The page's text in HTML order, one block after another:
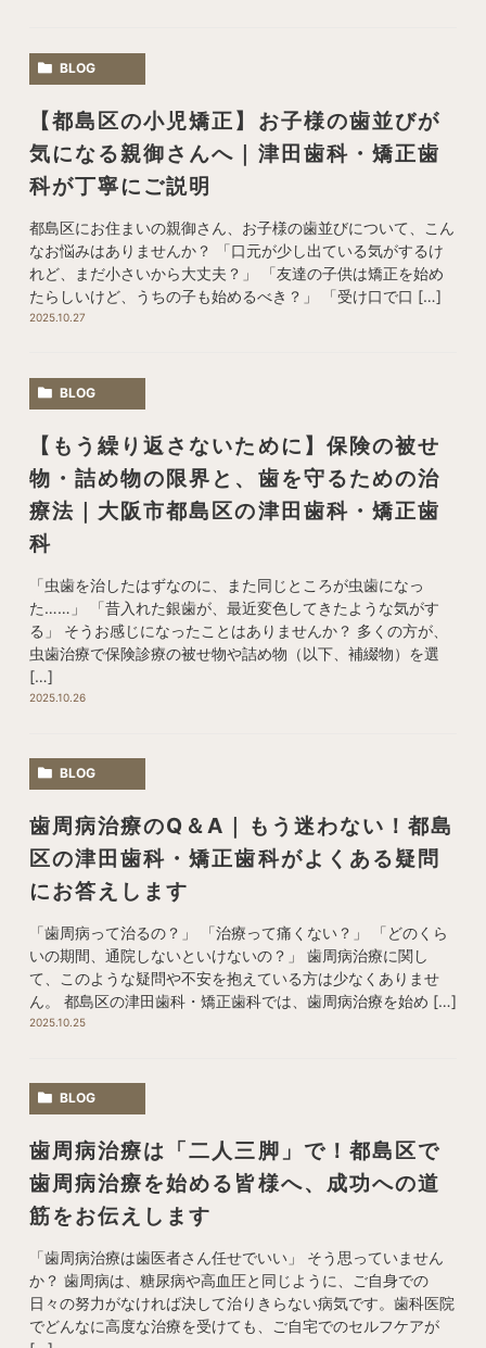
BLOG
【都島区の小児矯正】お子様の歯並びが
気になる親御さんへ｜津田歯科・矯正歯
科が丁寧にご説明
都島区にお住まいの親御さん、お子様の歯並びについて、こん
なお悩みはありませんか？ 「口元が少し出ている気がするけ
れど、まだ小さいから大丈夫？」 「友達の子供は矯正を始め
たらしいけど、うちの子も始めるべき？」 「受け口で口 […]
2025.10.27
BLOG
【もう繰り返さないために】保険の被せ
物・詰め物の限界と、歯を守るための治
療法｜大阪市都島区の津田歯科・矯正歯
科
「虫歯を治したはずなのに、また同じところが虫歯になっ
た……」 「昔入れた銀歯が、最近変色してきたような気がす
る」 そうお感じになったことはありませんか？ 多くの方が、
虫歯治療で保険診療の被せ物や詰め物（以下、補綴物）を選
[…]
2025.10.26
BLOG
歯周病治療のQ＆A｜もう迷わない！都島
区の津田歯科・矯正歯科がよくある疑問
にお答えします
「歯周病って治るの？」 「治療って痛くない？」 「どのくら
いの期間、通院しないといけないの？」 歯周病治療に関し
て、このような疑問や不安を抱えている方は少なくありませ
ん。 都島区の津田歯科・矯正歯科では、歯周病治療を始め […]
2025.10.25
BLOG
歯周病治療は「二人三脚」で！都島区で
歯周病治療を始める皆様へ、成功への道
筋をお伝えします
「歯周病治療は歯医者さん任せでいい」 そう思っていません
か？ 歯周病は、糖尿病や高血圧と同じように、ご自身での
日々の努力がなければ決して治りきらない病気です。歯科医院
でどんなに高度な治療を受けても、ご自宅でのセルフケアが